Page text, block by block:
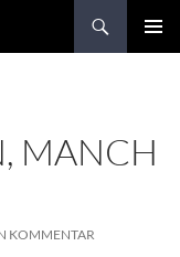
MANCH
KOMMENTAR